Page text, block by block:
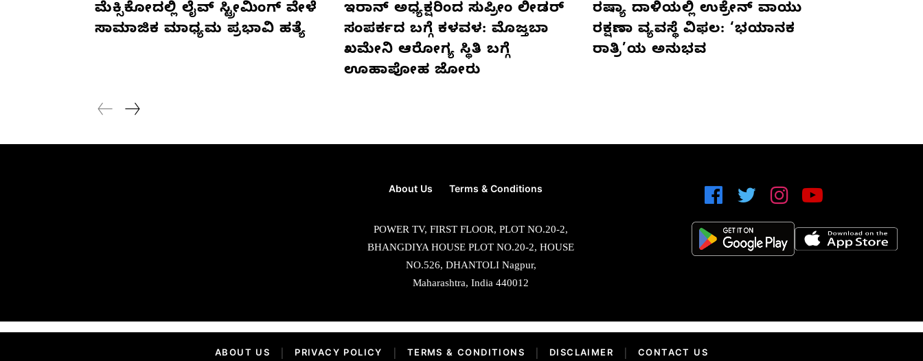
ಮೆಕ್ಸಿಕೋದಲ್ಲಿ ಲೈವ್ ಸ್ಟ್ರೀಮಿಂಗ್ ವೇಳೆ
ಸಾಮಾಜಿಕ ಮಾಧ್ಯಮ ಪ್ರಭಾವಿ ಹತ್ಯೆ
ಇರಾನ್ ಅಧ್ಯಕ್ಷರಿಂದ ಸುಪ್ರೀಂ ಲೀಡರ್
ಸಂಪರ್ಕದ ಬಗ್ಗೆ ಕಳವಳ: ಮೊಜ್ತಬಾ
ಖಮೇನಿ ಆರೋಗ್ಯ ಸ್ಥಿತಿ ಬಗ್ಗೆ
ಊಹಾಪೋಹ ಜೋರು
ರಷ್ಯಾ ದಾಳಿಯಲ್ಲಿ ಉಕ್ರೇನ್ ವಾಯು
ರಕ್ಷಣಾ ವ್ಯವಸ್ಥೆ ವಿಫಲ: ‘ಭಯಾನಕ
ರಾತ್ರಿ’ಯ ಅನುಭವ
About Us Terms & Conditions
POWER TV, FIRST FLOOR, PLOT NO.20-2,
BHANGDIYA HOUSE PLOT NO.20-2, HOUSE
NO.526, DHANTOLI Nagpur,
Maharashtra, India 440012
ABOUT US PRIVACY POLICY TERMS & CONDITIONS DISCLAIMER CONTACT US